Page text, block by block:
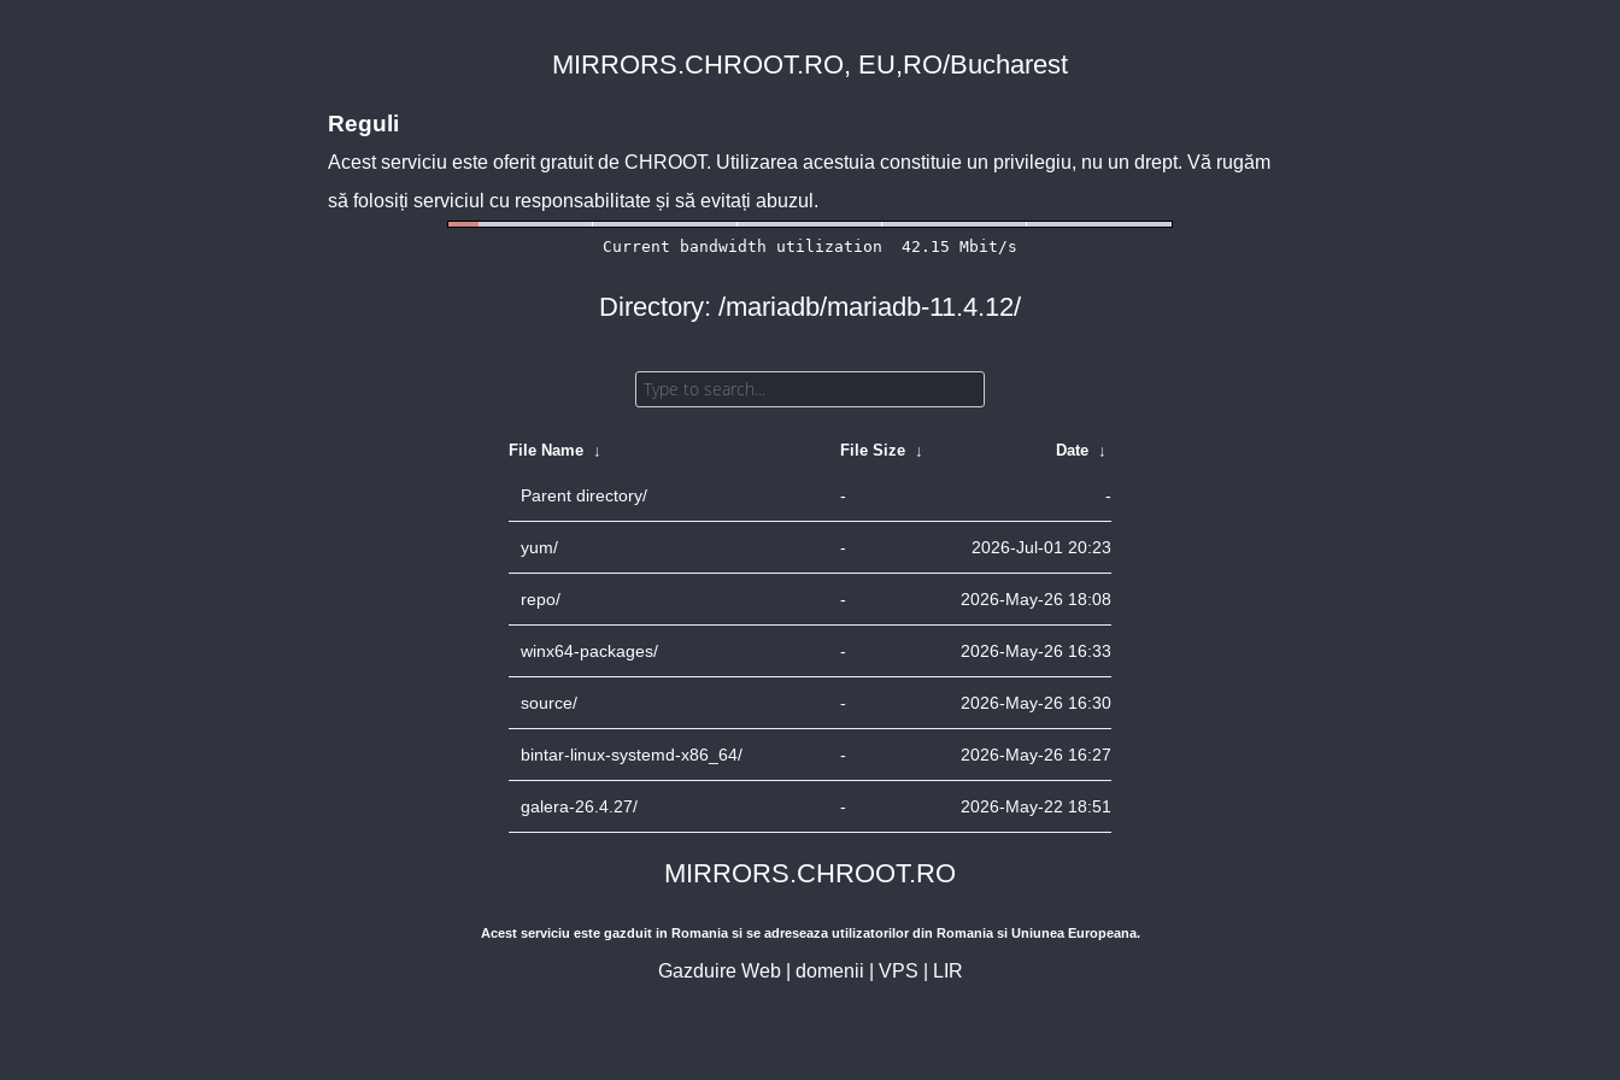
MIRRORS.CHROOT.RO, EU,RO/Bucharest
Reguli
Acest serviciu este oferit gratuit de CHROOT. Utilizarea acestuia constituie un privilegiu, nu un drept. Vă rugăm
să folosiți serviciul cu responsabilitate și să evitați abuzul.
Directory: /mariadb/mariadb-11.4.12/
File Name ↓ File Size ↓ Date ↓
Parent directory/ - -
yum/ - 2026-Jul-01 20:23
repo/ - 2026-May-26 18:08
winx64-packages/ - 2026-May-26 16:33
source/ - 2026-May-26 16:30
bintar-linux-systemd-x86_64/ - 2026-May-26 16:27
galera-26.4.27/ - 2026-May-22 18:51
MIRRORS.CHROOT.RO
Acest serviciu este gazduit in Romania si se adreseaza utilizatorilor din Romania si Uniunea Europeana.
Gazduire Web| domenii VPS LIR